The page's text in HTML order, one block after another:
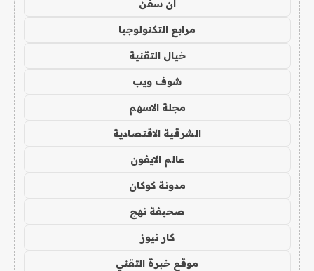
ان سفن
مرابع التكنولوجيا
خيال التقنية
شوف ويب
مجلة الاسهم
الشرقية الاقتصادية
عالم الايفون
مدونة كوكان
صحيفة نهج
كار نيوز
موقع خبرة التقني